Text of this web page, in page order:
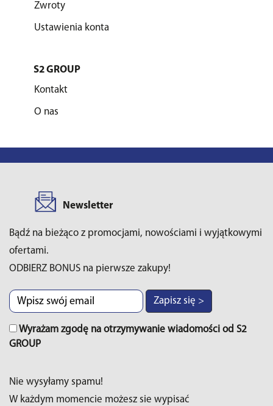
Zwroty
Ustawienia konta
S2 GROUP
Kontakt
O nas
Newsletter
Bądź na bieżąco z promocjami, nowościami i wyjątkowymi
ofertami.
ODBIERZ BONUS na pierwsze zakupy!
Zapisz się >
Wyrażam zgodę na otrzymywanie wiadomości od S2
GROUP
Nie wysyłamy spamu!
W każdym momencie możesz sie wypisać